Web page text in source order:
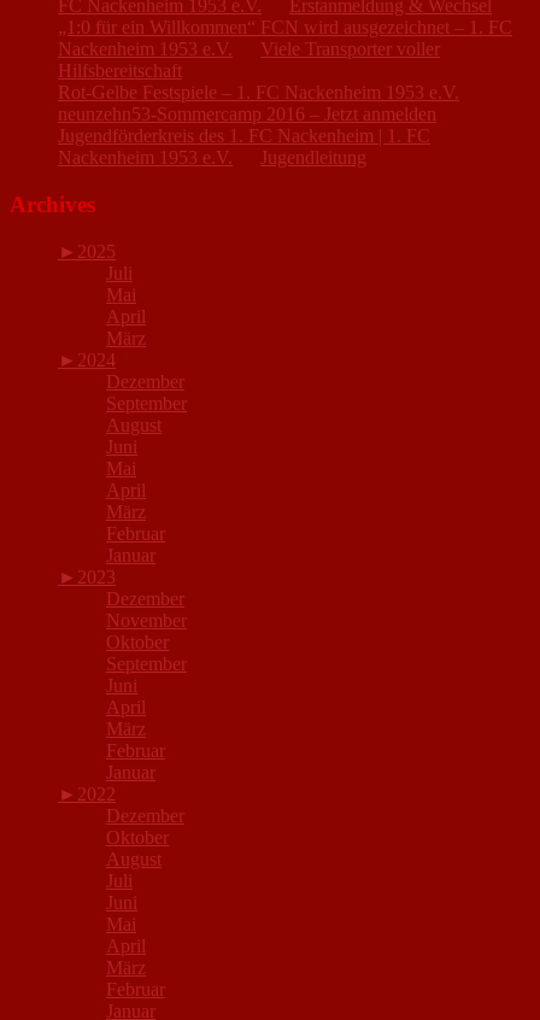
FC Nackenheim 1953 e.V.
Erstanmeldung & Wechsel
„1:0 für ein Willkommen“ FCN wird ausgezeichnet – 1. FC
Nackenheim 1953 e.V.
Viele Transporter voller
Hilfsbereitschaft
Rot-Gelbe Festspiele – 1. FC Nackenheim 1953 e.V.
neunzehn53-Sommercamp 2016 – Jetzt anmelden
Jugendförderkreis des 1. FC Nackenheim | 1. FC
Nackenheim 1953 e.V.
Jugendleitung
Archives
► 2025
Juli
Mai
April
März
► 2024
Dezember
September
August
Juni
Mai
April
März
Februar
Januar
► 2023
Dezember
November
Oktober
September
Juni
April
März
Februar
Januar
► 2022
Dezember
Oktober
August
Juli
Juni
Mai
April
März
Februar
Januar